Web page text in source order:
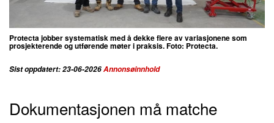
Protecta jobber systematisk med å dekke flere av variasjonene som
prosjekterende og utførende møter i praksis. Foto: Protecta.
Sist oppdatert: 23-06-2026Annonsøinnhold
Dokumentasjonen må matche